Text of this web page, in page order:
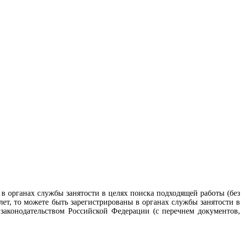
службы занятости в целях поиска подходящей работы (без
то можете быть зарегистрированы в органах службы занятости в
Российской Федерации (с перечнем документов,